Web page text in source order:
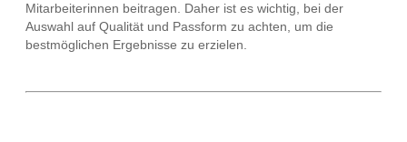
Mitarbeiterinnen beitragen. Daher ist es wichtig, bei der
Auswahl auf Qualität und Passform zu achten, um die
bestmöglichen Ergebnisse zu erzielen.